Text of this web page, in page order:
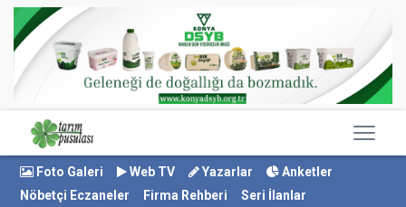
Foto Galeri Web TV Yazarlar
Anketler
Nöbetçi Eczaneler
Firma Rehberi
Seri İlanlar